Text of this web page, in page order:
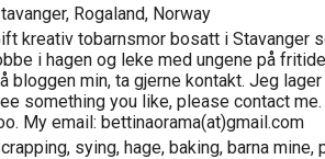
Rogaland, Norway
kreativ tobarnsmor bosatt i Stavanger
i hagen og leke med ungene på
bloggen min, ta gjerne kontakt. Jeg
something you like, please contact
My email: bettinaorama(at)gmail.com
sying, hage, baking, barna mine,